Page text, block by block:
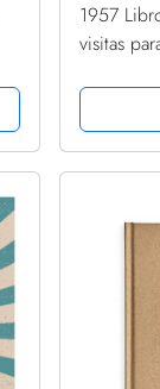
1957
visitas
los
mensajes